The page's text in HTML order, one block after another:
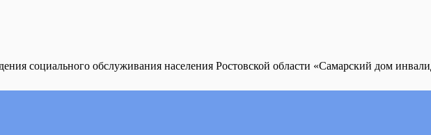
социального обслуживания населения Ростовской области «Самарский дом